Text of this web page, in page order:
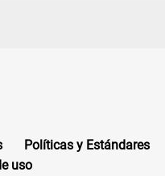
Políticas y Estándares
uso